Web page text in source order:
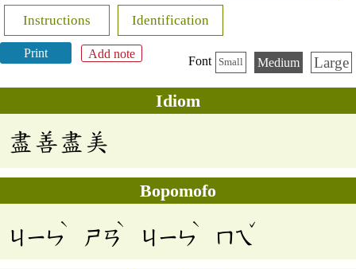
Instructions Identification
Print Add note
Font Small Medium Large
Idiom
盡善盡美
Bopomofo
ㄐㄧㄣ
ˋ
ㄕㄢ
ˋ
ㄐㄧㄣ
ˋ
ㄇㄟ
ˇ